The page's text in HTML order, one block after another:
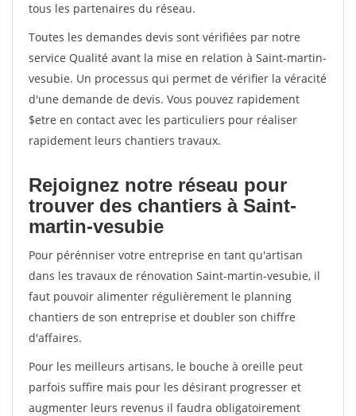
tous les partenaires du réseau.
Toutes les demandes devis sont vérifiées par notre
service Qualité avant la mise en relation à Saint-martin-
vesubie. Un processus qui permet de vérifier la véracité
d'une demande de devis. Vous pouvez rapidement
$etre en contact avec les particuliers pour réaliser
rapidement leurs chantiers travaux.
Rejoignez notre réseau pour
trouver des chantiers à Saint-
martin-vesubie
Pour pérénniser votre entreprise en tant qu'artisan
dans les travaux de rénovation Saint-martin-vesubie, il
faut pouvoir alimenter régulièrement le planning
chantiers de son entreprise et doubler son chiffre
d'affaires.
Pour les meilleurs artisans, le bouche à oreille peut
parfois suffire mais pour les désirant progresser et
augmenter leurs revenus il faudra obligatoirement